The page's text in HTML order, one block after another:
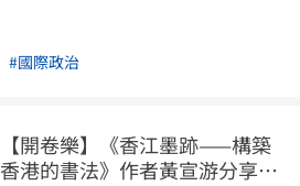
#國際政治
【開卷樂】《香江墨跡——構築
香港的書法》作者黃宣游分享成